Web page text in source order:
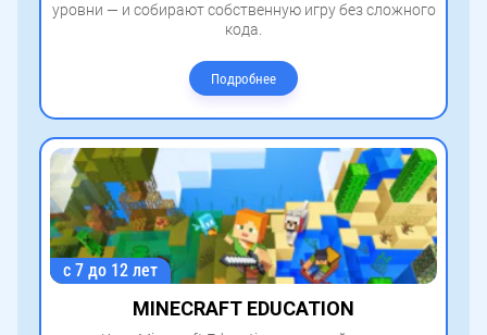
уровни — и собирают собственную игру без сложного
кода.
Подробнее
с 7 до 12 лет
MINECRAFT EDUCATION